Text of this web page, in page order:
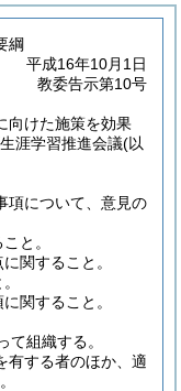
綱
平成16年10月1日
教委告示第10号
向けた施策を効果
涯学習推進会議(以
項について、意見の
と。
関すること。
関すること。
組織する。
有する者のほか、適